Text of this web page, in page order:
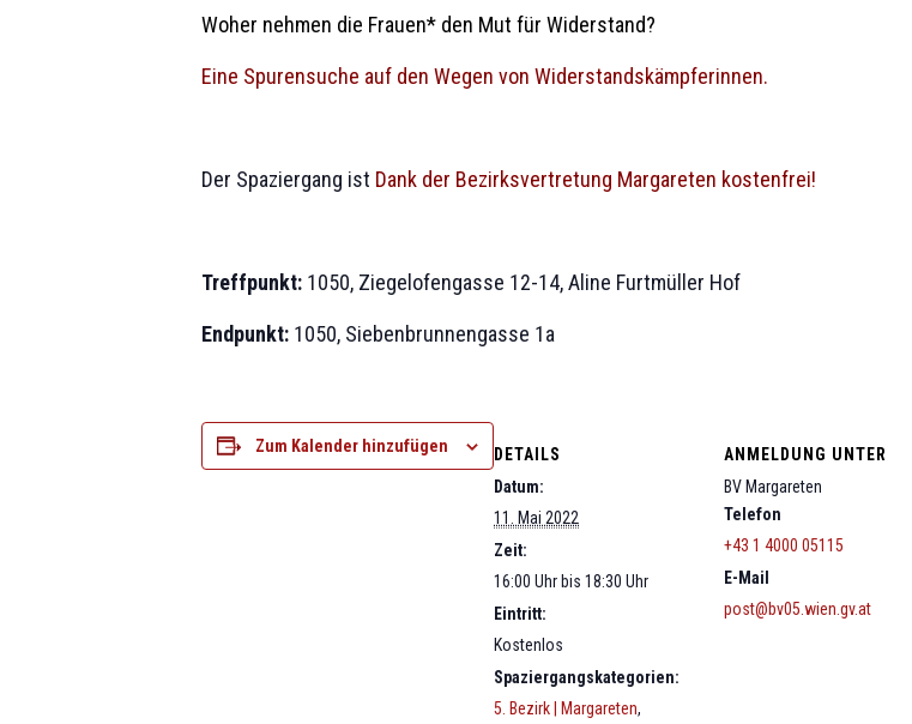
Woher nehmen die Frauen* den Mut für Widerstand?
Eine Spurensuche auf den Wegen von Widerstandskämpferinnen.
Der Spaziergang ist Dank der Bezirksvertretung Margareten kostenfrei!
Treffpunkt: 1050, Ziegelofengasse 12-14, Aline Furtmüller Hof
Endpunkt: 1050, Siebenbrunnengasse 1a
Zum Kalender hinzufügen
DETAILS
Datum:
11. Mai 2022
Zeit:
16:00 Uhr bis 18:30 Uhr
Eintritt:
Kostenlos
Spaziergangskategorien:
5. Bezirk | Margareten,
ANMELDUNG UNTER
BV Margareten
Telefon
+43 1 4000 05115
E-Mail
post@bv05.wien.gv.at